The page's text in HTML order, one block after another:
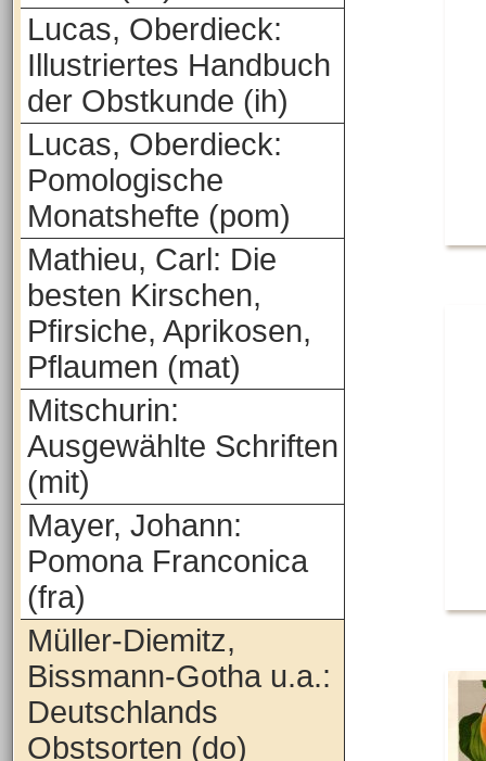
Lucas, Oberdieck:
Illustriertes Handbuch
der Obstkunde (ih)
Lucas, Oberdieck:
Pomologische
Monatshefte (pom)
Mathieu, Carl: Die
besten Kirschen,
Pfirsiche, Aprikosen,
Pflaumen (mat)
Mitschurin:
Ausgewählte Schriften
(mit)
Mayer, Johann:
Pomona Franconica
(fra)
Müller-Diemitz,
Bissmann-Gotha u.a.:
Deutschlands
Obstsorten (do)